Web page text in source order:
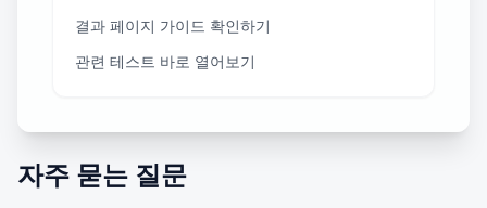
결과 페이지 가이드 확인하기
관련 테스트 바로 열어보기
자주 묻는 질문